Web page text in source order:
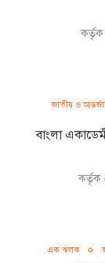
কর্তৃক
জাতীয় ও
বাংলা
কর্তৃক
এক ঝলক